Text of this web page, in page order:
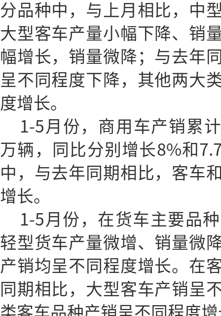
分品种中，与上月相比，中
大型客车产量小幅下降、销
幅增长，销量微降；与去年
呈不同程度下降，其他两大
度增长。
1-5月份，商用车产销累
万辆，同比分别增长8%和
中，与去年同期相比，客车
增长。
1-5月份，在货车主要品
轻型货车产量微增、销量微
产销均呈不同程度增长。在
同期相比，大型客车产销呈
类客车品种产销呈不同程度